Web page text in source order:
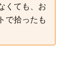
くても、お
で拾ったも